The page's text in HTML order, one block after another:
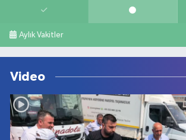
Aylık Vakitler
Video